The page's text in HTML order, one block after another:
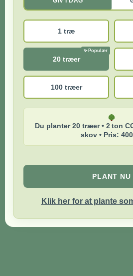
1 træ
20 træer
100 træer
Du planter 20 træer • 2 ton
skov • Pris:
PLANT NU
Klik her for at plante